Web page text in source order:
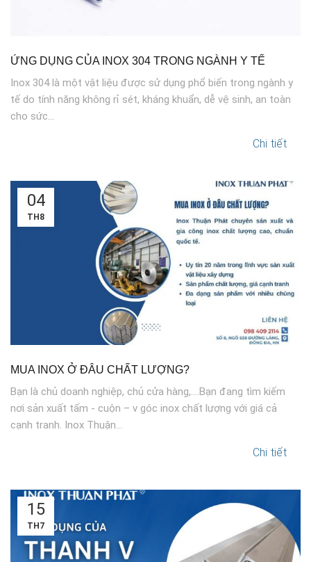
ỨNG DỤNG CỦA INOX 304 TRONG NGÀNH Y TẾ
Inox 304 là một vật liệu được sử dụng phổ biến trong ngành y
tế do tính năng không rỉ sét, kháng khuẩn, dễ vệ sinh, an toàn
cho sức...
Chi tiết
04
TH8
MUA INOX Ở ĐÂU CHẤT LƯỢNG?
Bạn là chủ doanh nghiệp, chủ cửa hàng,....Bạn đang tìm kiếm
nơi sản xuất tấm - cuộn – v góc inox chất lượng với giá cả
cạnh tranh. Inox Thuận...
Chi tiết
15
TH7